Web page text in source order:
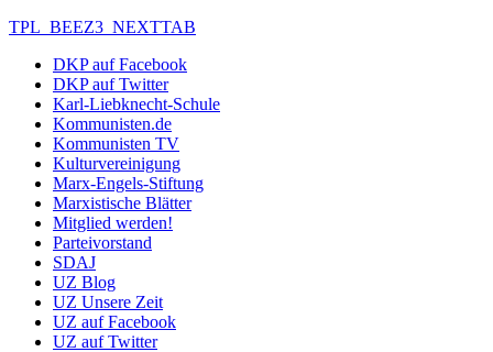
TPL_BEEZ3_NEXTTAB
DKP auf Facebook
DKP auf Twitter
Karl-Liebknecht-Schule
Kommunisten.de
Kommunisten TV
Kulturvereinigung
Marx-Engels-Stiftung
Marxistische Blätter
Mitglied werden!
Parteivorstand
SDAJ
UZ Blog
UZ Unsere Zeit
UZ auf Facebook
UZ auf Twitter